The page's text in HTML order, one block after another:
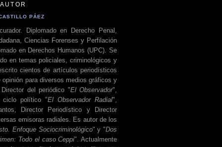
PÁEZ
Diplomado en Derecho Penal,
Ciencias Forenses y Perfilación
en Derechos Humanos (UPC). Se
en temas policiales, criminológicos y
cientos de artículos periodísticos
opinión para diversos medios gráficos y
del periódico "El Observador",
ciclo político "El Observador Radial",
Director Periodístico y Director
emisoras radiales. Es autor de los
Enfoque Sociocriminológico" y "Dos
Todo el caso Ceppi". Actualmente